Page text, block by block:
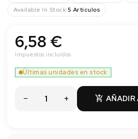
Available In Stock:5 Artículos
6,58 €
Impuestos incluidos
 AÑADIR
Últimas unidades en stock